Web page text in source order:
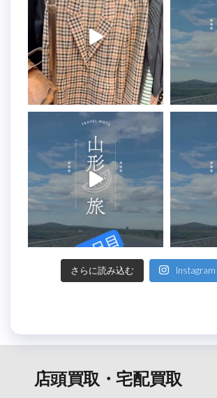
さらに読み込む
店頭買取・宅配買取